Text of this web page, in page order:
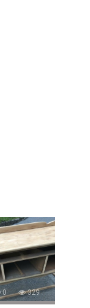
0 329